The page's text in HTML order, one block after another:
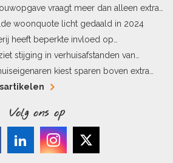
vraagt meer dan alleen extra
woonquote licht gedaald in 2024
heeft beperkte invloed op
stijging in verhuisafstanden van
kiest sparen boven extra
Volg ons op